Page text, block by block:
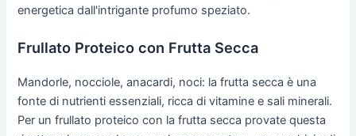
energetica dall'intrigante profumo speziato.
Frullato Proteico con Frutta Secca
Mandorle, nocciole, anacardi, noci: la frutta secca è una
fonte di nutrienti essenziali, ricca di vitamine e sali minerali.
Per un frullato proteico con la frutta secca provate questa